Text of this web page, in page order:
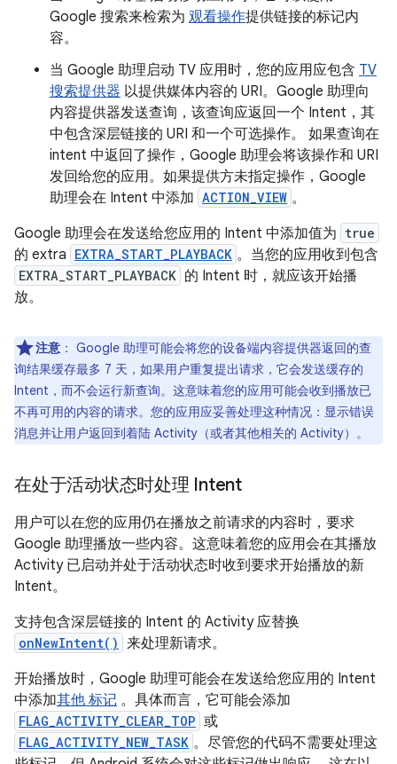
Google 搜索来检索为 观看操作提供链接的标记内
容。
当 Google 助理启动 TV 应用时，您的应用应包含 TV
搜索提供器 以提供媒体内容的 URI。Google 助理向
内容提供器发送查询，该查询应返回一个 Intent，其
中包含深层链接的 URI 和一个可选操作。 如果查询在
intent 中返回了操作，Google 助理会将该操作和 URI
发回给您的应用。如果提供方未指定操作，Google
助理会在 Intent 中添加 ACTION_VIEW 。
Google 助理会在发送给您应用的 Intent 中添加值为 true
的 extra EXTRA_START_PLAYBACK 。当您的应用收到包含
EXTRA_START_PLAYBACK 的 Intent 时，就应该开始播
放。
注意 ： Google 助理可能会将您的设备端内容提供器返回的查
询结果缓存最多 7 天，如果用户重复提出请求，它会发送缓存的
Intent，而不会运行新查询。这意味着您的应用可能会收到播放已
不再可用的内容的请求。您的应用应妥善处理这种情况：显示错误
消息并让用户返回到着陆 Activity（或者其他相关的 Activity）。
在处于活动状态时处理 Intent
用户可以在您的应用仍在播放之前请求的内容时，要求
Google 助理播放一些内容。这意味着您的应用会在其播放
Activity 已启动并处于活动状态时收到要求开始播放的新
Intent。
支持包含深层链接的 Intent 的 Activity 应替换
onNewIntent() 来处理新请求。
开始播放时，Google 助理可能会在发送给您应用的 Intent
中添加其他 标记 。具体而言，它可能会添加
FLAG_ACTIVITY_CLEAR_TOP 或
FLAG_ACTIVITY_NEW_TASK 。尽管您的代码不需要处理这